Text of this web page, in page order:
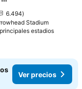
6.494
Stadium
estadios
Ver precios